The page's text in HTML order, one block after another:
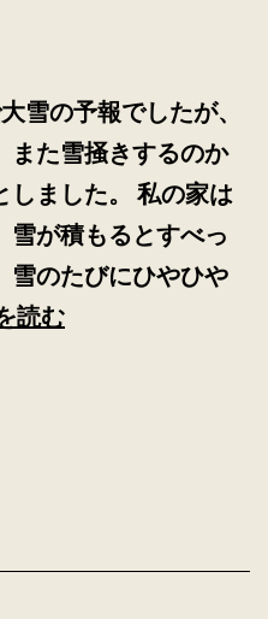
雪の予報でしたが、
また雪掻きするのか
しました。 私の家は
雪が積もるとすべっ
雪のたびにひやひや
読むゆ